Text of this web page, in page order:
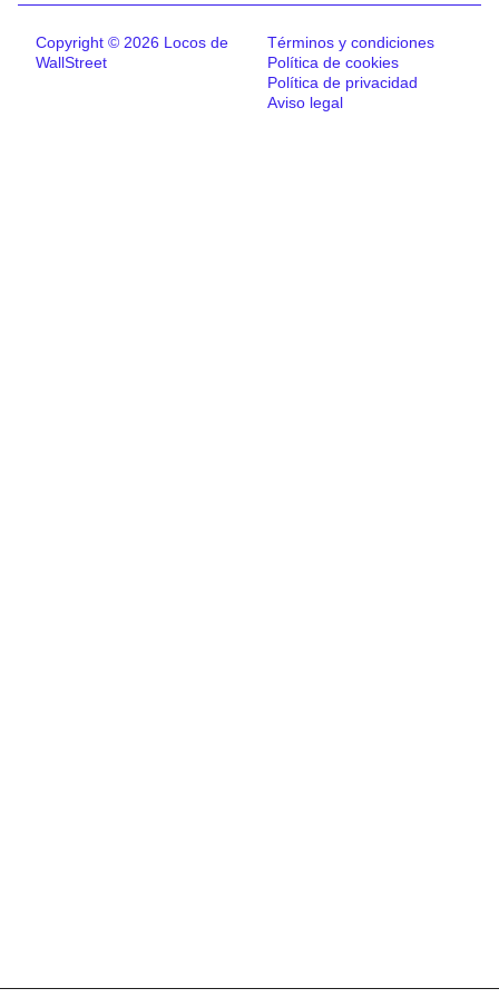
Copyright © 2026 Locos de
WallStreet
Términos y condiciones
Política de cookies
Política de privacidad
Aviso legal